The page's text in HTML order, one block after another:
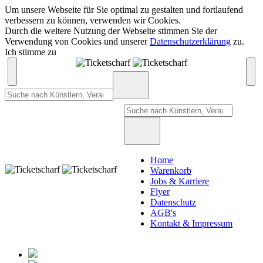
Um unsere Webseite für Sie optimal zu gestalten und fortlaufend
verbessern zu können, verwenden wir Cookies.
Durch die weitere Nutzung der Webseite stimmen Sie der
Verwendung von Cookies und unsererDatenschutzerklärung zu.
Ich stimme zu
Home
Warenkorb
Jobs & Karriere
Flyer
Datenschutz
AGB's
Kontakt & Impressum